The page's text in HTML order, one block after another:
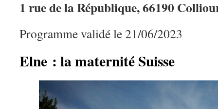
1 rue de la République, 66190
Programme validé le 21/06/2023
Elne : la maternité Suisse